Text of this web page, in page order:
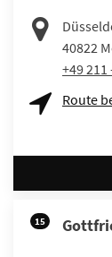
40822
+49 211
Route
15